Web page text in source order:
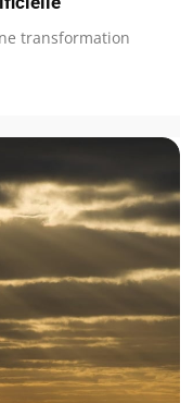
transformation